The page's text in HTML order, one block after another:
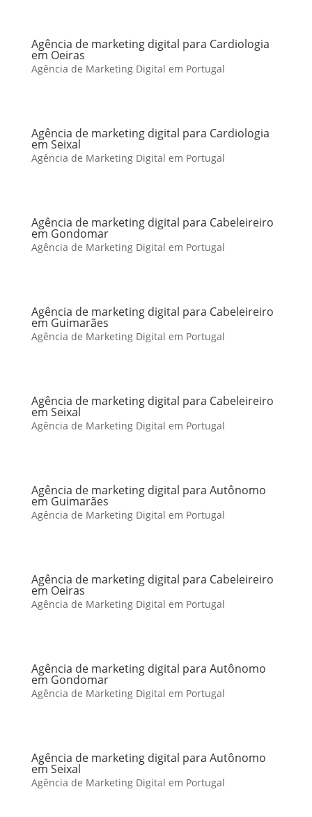
Agência de marketing digital para Cardiologia
em Oeiras
Agência de Marketing Digital em Portugal
Agência de marketing digital para Cardiologia
em Seixal
Agência de Marketing Digital em Portugal
Agência de marketing digital para Cabeleireiro
em Gondomar
Agência de Marketing Digital em Portugal
Agência de marketing digital para Cabeleireiro
em Guimarães
Agência de Marketing Digital em Portugal
Agência de marketing digital para Cabeleireiro
em Seixal
Agência de Marketing Digital em Portugal
Agência de marketing digital para Autônomo
em Guimarães
Agência de Marketing Digital em Portugal
Agência de marketing digital para Cabeleireiro
em Oeiras
Agência de Marketing Digital em Portugal
Agência de marketing digital para Autônomo
em Gondomar
Agência de Marketing Digital em Portugal
Agência de marketing digital para Autônomo
em Seixal
Agência de Marketing Digital em Portugal